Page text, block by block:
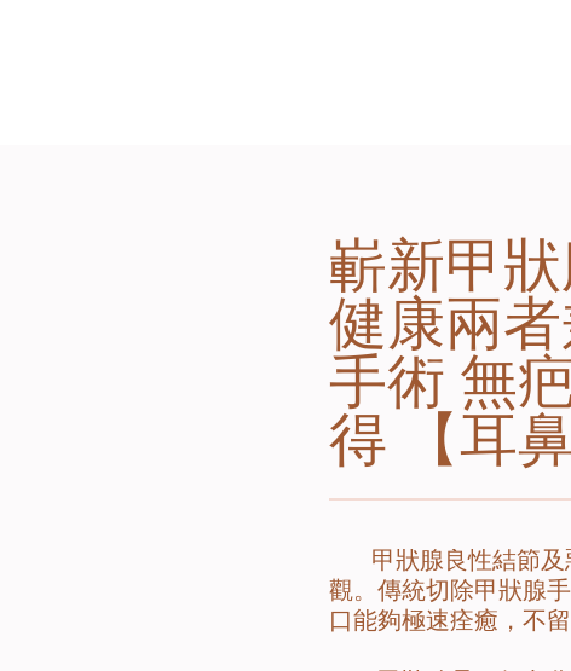
嶄新甲
健康兩
手術 無
得 【耳
甲狀腺良性結節及
觀。傳統切除甲狀腺
口能夠極速痊癒，不